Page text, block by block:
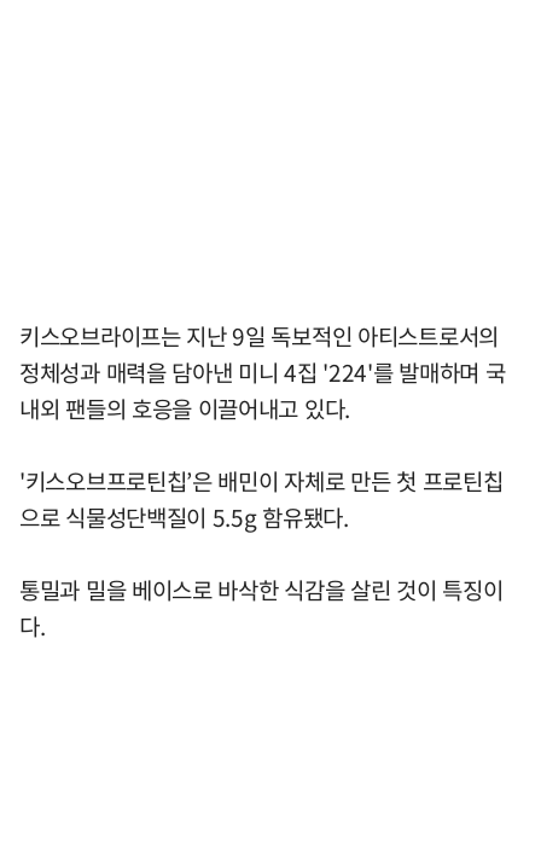
키스오브라이프는 지난 9일 독보적인 아티스트로서의
정체성과 매력을 담아낸 미니 4집 '224'를 발매하며 국
내외 팬들의 호응을 이끌어내고 있다.
'키스오브프로틴칩’은 배민이 자체로 만든 첫 프로틴칩
으로 식물성단백질이 5.5g 함유됐다.
통밀과 밀을 베이스로 바삭한 식감을 살린 것이 특징이
다.